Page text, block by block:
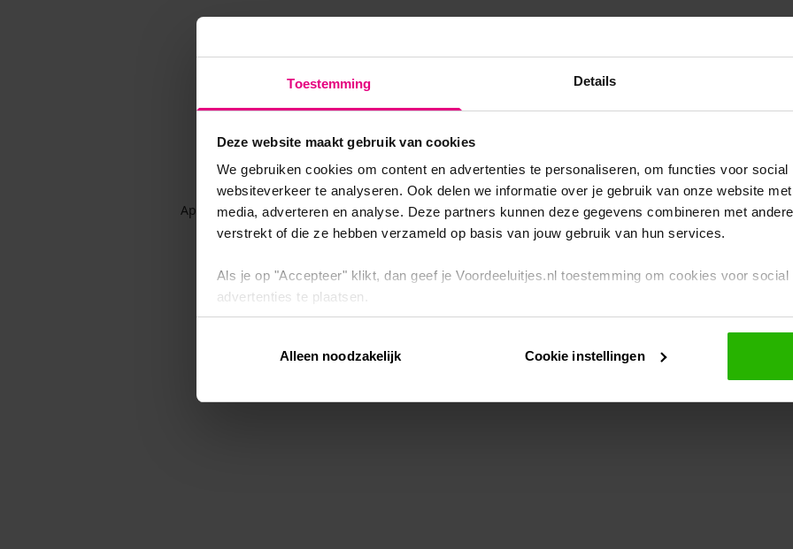
Toestemming Details
Deze website maakt gebruik van cookies
We gebruiken cookies om content en advertenties te personaliseren, om functies voor
websiteverkeer te analyseren. Ook delen we informatie over je gebruik van onze website
media, adverteren en analyse. Deze partners kunnen deze gegevens combineren met
verstrekt of die ze hebben verzameld op basis van jouw gebruik van hun services.
Als je op "Accepteer" klikt, dan geef je Voordeeluitjes.nl toestemming om cookies voor
advertenties te plaatsen.
Via "Cookie instellingen" kun je ook zelf instellen welke cookies worden geplaatst. Je kunt je
intrekken op onscookiebeleid.
Alleen noodzakelijk Cookie instellingen
Application error: a client-side exception has occurred while loadingwww.voordeeluitjes.nl (see the